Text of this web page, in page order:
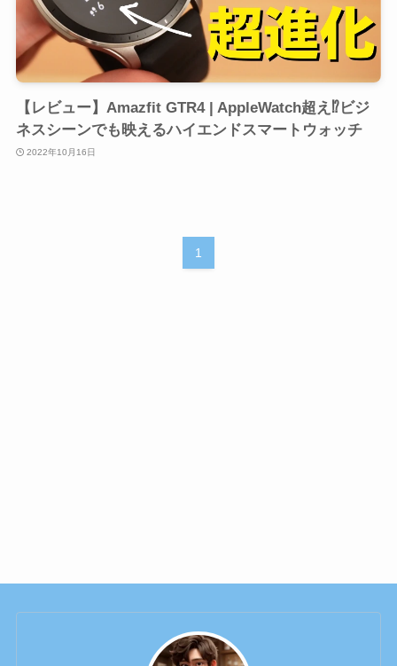
【レビュー】Amazfit GTR4 | AppleWatch超え⁉ビジ
ネスシーンでも映えるハイエンドスマートウォッチ
2022年10月16日
1